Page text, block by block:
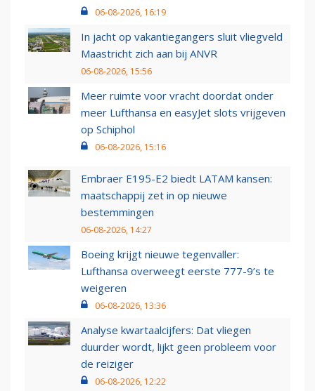
06-08-2026, 16:19
In jacht op vakantiegangers sluit vliegveld
Maastricht zich aan bij ANVR
06-08-2026, 15:56
Meer ruimte voor vracht doordat onder
meer Lufthansa en easyJet slots vrijgeven
op Schiphol
06-08-2026, 15:16
Embraer E195-E2 biedt LATAM kansen:
maatschappij zet in op nieuwe
bestemmingen
06-08-2026, 14:27
Boeing krijgt nieuwe tegenvaller:
Lufthansa overweegt eerste 777-9’s te
weigeren
06-08-2026, 13:36
Analyse kwartaalcijfers: Dat vliegen
duurder wordt, lijkt geen probleem voor
de reiziger
06-08-2026, 12:22